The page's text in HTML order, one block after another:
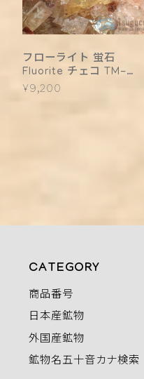
フローライト 蛍石
Fluorite チェコ TM-
0002
¥9,200
CATEGORY
商品番号
日本産鉱物
外国産鉱物
鉱物名五十音カナ検索